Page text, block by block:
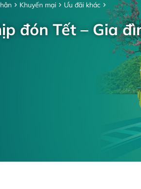
Khuyến mại Ưu đãi khác
đón Tết – Gia